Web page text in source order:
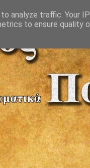
analyze traffic. Your
to ensure quality